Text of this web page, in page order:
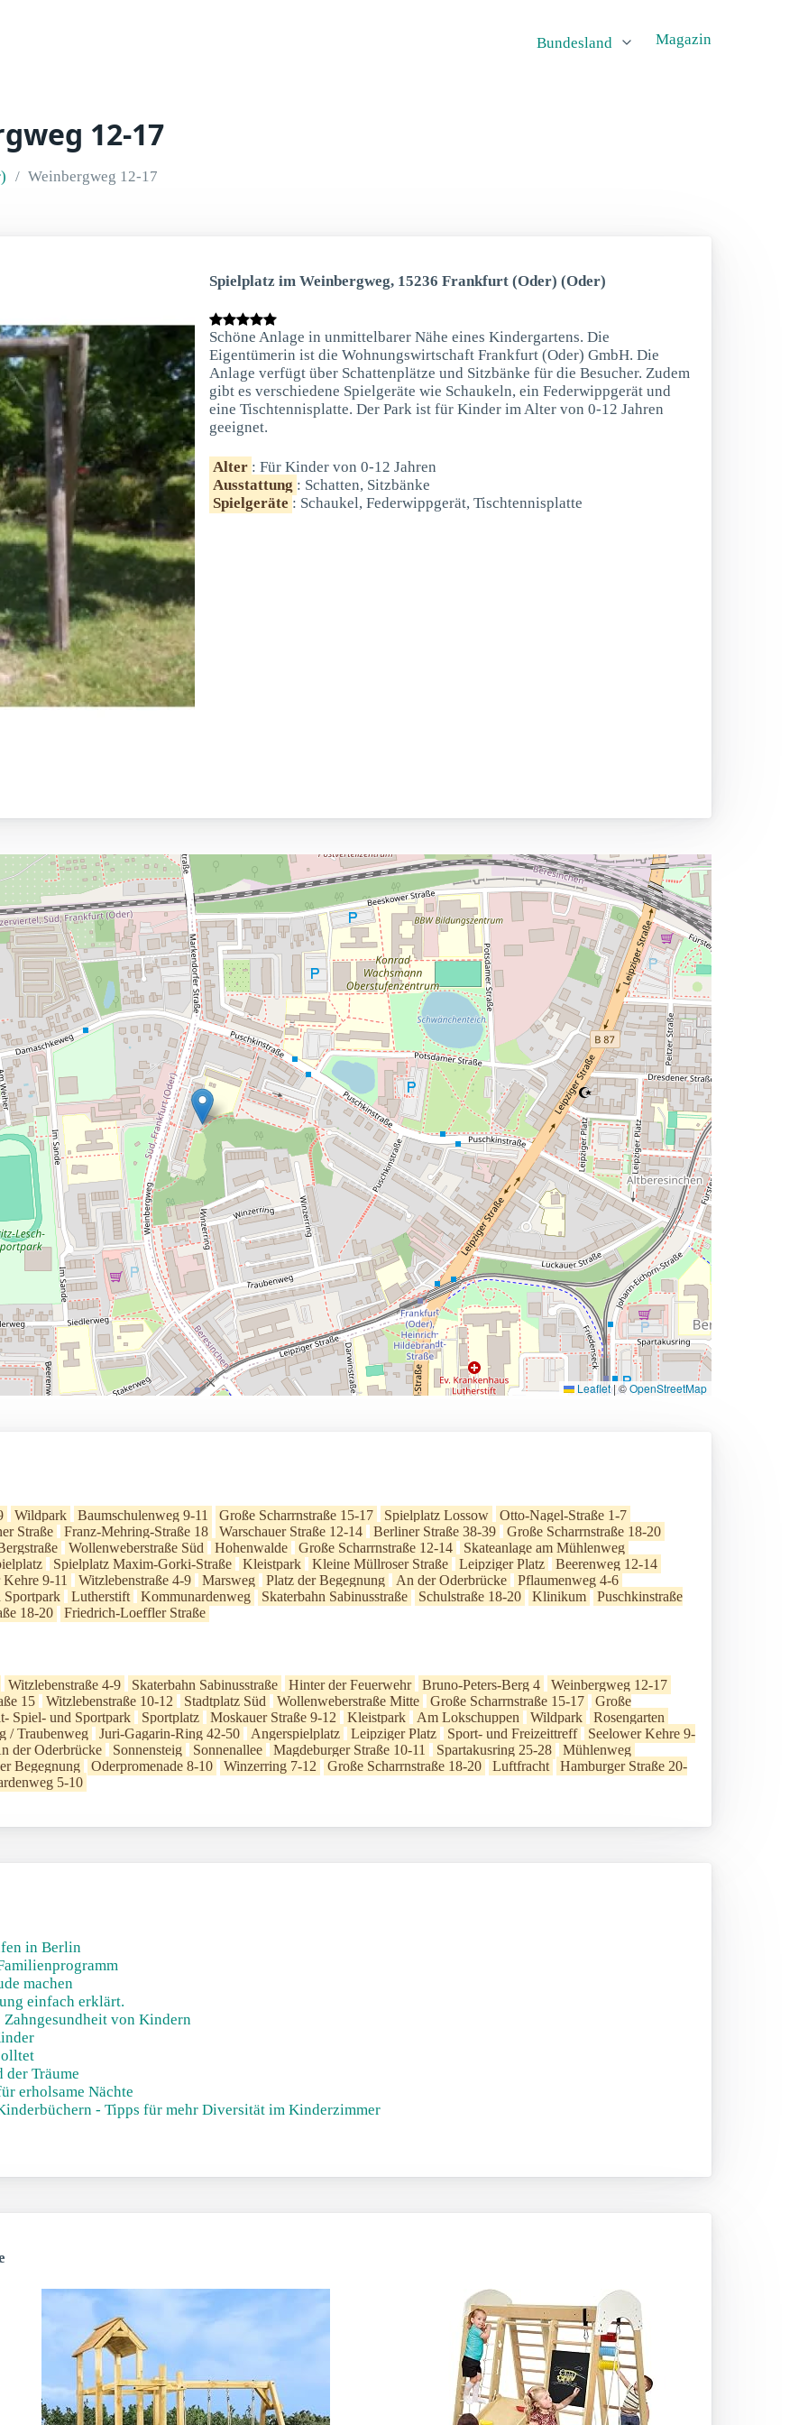
Bundesland Magazin
12-17
Weinbergweg 12-17
Spielplatz im Weinbergweg, 15236 Frankfurt (Oder) (Oder)
Schöne Anlage in unmittelbarer Nähe eines Kindergartens. Die
Eigentümerin ist die Wohnungswirtschaft Frankfurt (Oder) GmbH. Die
Anlage verfügt über Schattenplätze und Sitzbänke für die Besucher. Zudem
gibt es verschiedene Spielgeräte wie Schaukeln, ein Federwippgerät und
eine Tischtennisplatte. Der Park ist für Kinder im Alter von 0-12 Jahren
geeignet.
Alter : Für Kinder von 0-12 Jahren
Ausstattung : Schatten, Sitzbänke
Spielgeräte : Schaukel, Federwippgerät, Tischtennisplatte
Leaflet |©OpenStreetMap
Wildpark Baumschulenweg 9-11 Große Scharrnstraße 15-17 Spielplatz Lossow
Otto-Nagel-Straße 1-7
Straße
Franz-Mehring-Straße 18 Warschauer Straße 12-14 Berliner Straße 38-39
Große Scharrnstraße 18-20
Wollenweberstraße Süd Hohenwalde Große Scharrnstraße 12-14
Skateanlage am Mühlenweg
Spielplatz Maxim-Gorki-Straße Kleistpark Kleine Müllroser Straße Leipziger Platz
Beerenweg 12-14
9-11
Witzlebenstraße 4-9 Marsweg Platz der Begegnung An der Oderbrücke
Pflaumenweg 4-6
Sportpark
Lutherstift Kommunardenweg Skaterbahn Sabinusstraße Schulstraße 18-20 Klinikum
Puschkinstraße
18-20
Friedrich-Loeffler Straße
Witzlebenstraße 4-9 Skaterbahn Sabinusstraße Hinter der Feuerwehr Bruno-Peters-Berg 4
Weinbergweg 12-17
15
Witzlebenstraße 10-12 Stadtplatz Süd Wollenweberstraße Mitte Große Scharrnstraße 15-17
Große
Spiel- und Sportpark
Sportplatz Moskauer Straße 9-12 Kleistpark Am Lokschuppen Wildpark
Rosengarten
/ Traubenweg
Juri-Gagarin-Ring 42-50 Angerspielplatz Leipziger Platz Sport- und Freizeittreff
Seelower Kehre 9-
der Oderbrücke
Sonnensteig Sonnenallee Magdeburger Straße 10-11 Spartakusring 25-28
Mühlenweg
Begegnung
Oderpromenade 8-10 Winzerring 7-12 Große Scharrnstraße 18-20 Luftfracht
Hamburger Straße 20-
5-10
in Berlin
machen
einfach erklärt.
von Kindern
Träume
erholsame Nächte
- Tipps für mehr Diversität im Kinderzimmer